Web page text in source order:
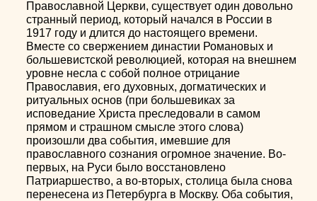
Православной Церкви, существует один довольно
странный период, который начался в России в
1917 году и длится до настоящего времени.
Вместе со свержением династии Романовых и
большевистской революцией, которая на внешнем
уровне несла с собой полное отрицание
Православия, его духовных, догматических и
ритуальных основ (при большевиках за
исповедание Христа преследовали в самом
прямом и страшном смысле этого слова)
произошли два события, имевшие для
православного сознания огромное значение. Во-
первых, на Руси было восстановлено
Патриаршество, а во-вторых, столица была снова
перенесена из Петербурга в Москву. Оба события,